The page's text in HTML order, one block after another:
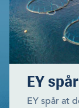
EY
EY spår at